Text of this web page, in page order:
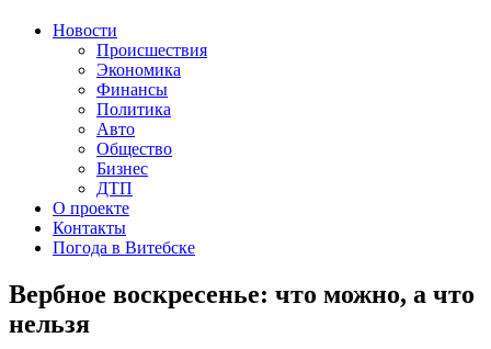
Новости
Происшествия
Экономика
Финансы
Политика
Авто
Общество
Бизнес
ДТП
О проекте
Контакты
Погода в Витебске
Вербное воскресенье: что можно, а что
нельзя